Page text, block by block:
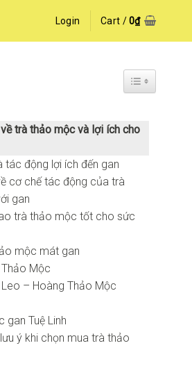
Login Cart /0₫
TOGGLE
trà thảo mộc và lợi ích cho
tác động lợi ích đến gan
cơ chế tác động của trà
gan
trà thảo mộc tốt cho sức
mộc mát gan
Mộc
Leo – Hoàng Thảo Mộc
gan Tuệ Linh
ý khi chọn mua trà thảo